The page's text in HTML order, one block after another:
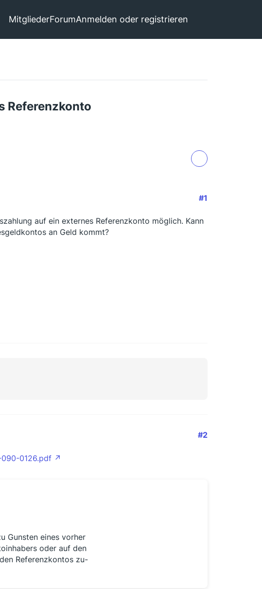
MitgliederForumAnmelden oder registrieren
Referenzkonto
#1
auf ein externes Referenzkonto möglich. Kann
an Geld kommt?
#2
0126.pdf
Gunsten eines vorher
oder auf den
Referenzkontos zu-